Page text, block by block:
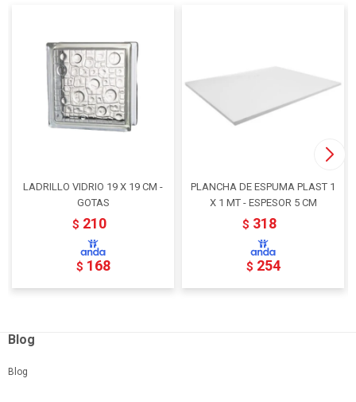
LADRILLO VIDRIO 19 X 19 CM -
GOTAS
$ 210
$ 168
PLANCHA DE ESPUMA PLAST 1
X 1 MT - ESPESOR 5 CM
$ 318
$ 254
Blog
Blog